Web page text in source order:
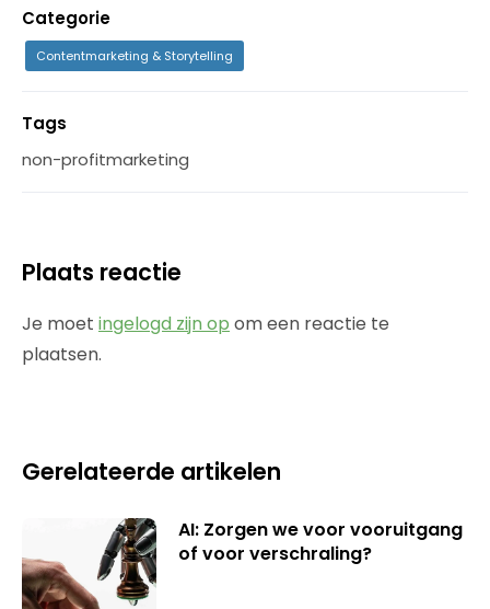
Categorie
Contentmarketing & Storytelling
Tags
non-profitmarketing
Plaats reactie
Je moet ingelogd zijn op om een reactie te
plaatsen.
Gerelateerde artikelen
AI: Zorgen we voor vooruitgang
of voor verschraling?